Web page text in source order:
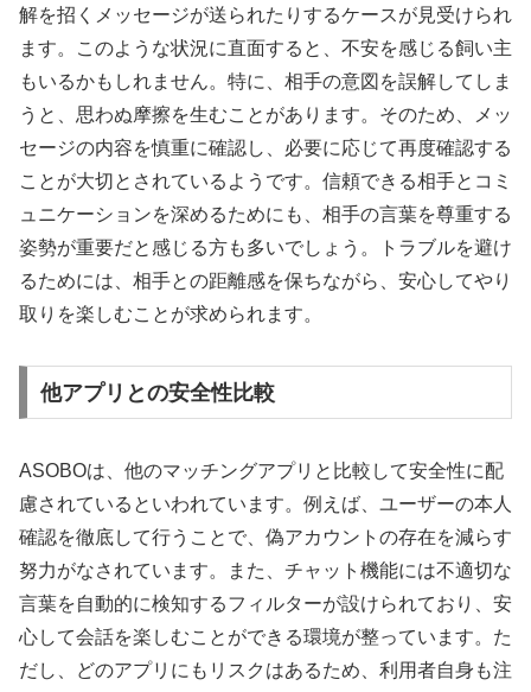
解を招くメッセージが送られたりするケースが見受けられ
ます。このような状況に直面すると、不安を感じる飼い主
もいるかもしれません。特に、相手の意図を誤解してしま
うと、思わぬ摩擦を生むことがあります。そのため、メッ
セージの内容を慎重に確認し、必要に応じて再度確認する
ことが大切とされているようです。信頼できる相手とコミ
ュニケーションを深めるためにも、相手の言葉を尊重する
姿勢が重要だと感じる方も多いでしょう。トラブルを避け
るためには、相手との距離感を保ちながら、安心してやり
取りを楽しむことが求められます。
他アプリとの安全性比較
ASOBOは、他のマッチングアプリと比較して安全性に配
慮されているといわれています。例えば、ユーザーの本人
確認を徹底して行うことで、偽アカウントの存在を減らす
努力がなされています。また、チャット機能には不適切な
言葉を自動的に検知するフィルターが設けられており、安
心して会話を楽しむことができる環境が整っています。た
だし、どのアプリにもリスクはあるため、利用者自身も注